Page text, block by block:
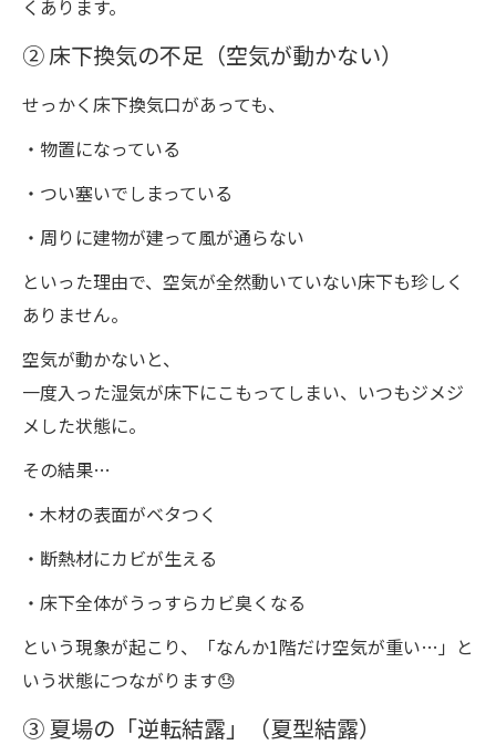
くあります。
② 床下換気の不足（空気が動かない）
せっかく床下換気口があっても、
・物置になっている
・つい塞いでしまっている
・周りに建物が建って風が通らない
といった理由で、空気が全然動いていない床下も珍しく
ありません。
空気が動かないと、
一度入った湿気が床下にこもってしまい、いつもジメジ
メした状態に。
その結果…
・木材の表面がベタつく
・断熱材にカビが生える
・床下全体がうっすらカビ臭くなる
という現象が起こり、「なんか1階だけ空気が重い…」と
いう状態につながります😓
③ 夏場の「逆転結露」（夏型結露）